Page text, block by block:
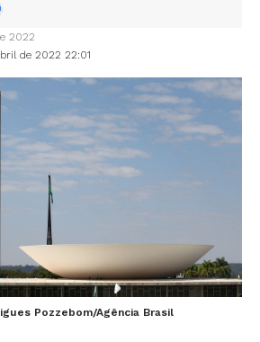
de 2022 22:01
2022
Pozzebom/Agência Brasil